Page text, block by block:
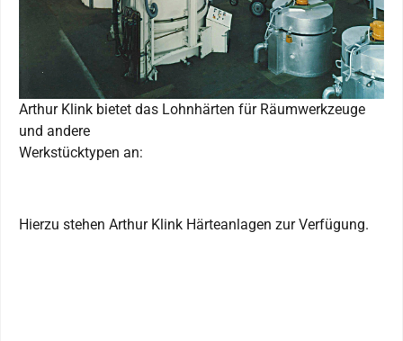
Arthur Klink bietet das Lohnhärten für Räumwerkzeuge
und andere
Werkstücktypen an:
Hierzu stehen Arthur Klink Härteanlagen zur Verfügung.